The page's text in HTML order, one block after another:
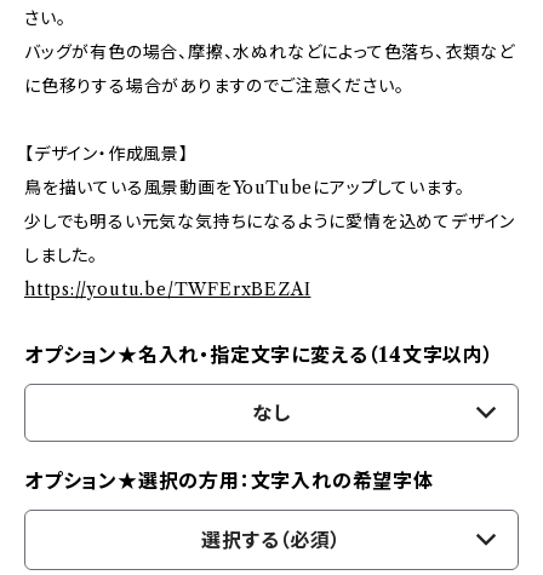
さい。
バッグが有色の場合、摩擦、水ぬれなどによって色落ち、衣類など
に色移りする場合がありますのでご注意ください。
【デザイン・作成風景】
鳥を描いている風景動画をYouTubeにアップしています。
少しでも明るい元気な気持ちになるように愛情を込めてデザイン
しました。
https://youtu.be/TWFErxBEZAI
オプション★名入れ・指定文字に変える（14文字以内）
なし
オプション★選択の方用：文字入れの希望字体
選択する（必須）